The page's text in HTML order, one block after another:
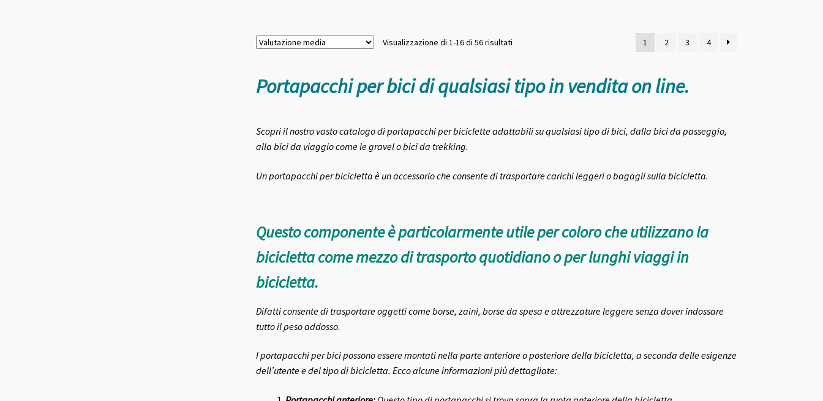
Visualizzazione di 1-16 di 56 risultatiValutazione
1 2 3 4
Portapacchi per bici di qualsiasi tipo in vendita on line.
Scopri il nostro vasto catalogo di portapacchi per biciclette adattabili su qualsiasi tipo di bici, dalla bici da passeggio,
alla bici da viaggio come le gravel o bici da trekking.
Un portapacchi per bicicletta è un accessorio che consente di trasportare carichi leggeri o bagagli sulla bicicletta.
Questo componente è particolarmente utile per coloro che utilizzano la
bicicletta come mezzo di trasporto quotidiano o per lunghi viaggi in
bicicletta.
Difatti consente di trasportare oggetti come borse, zaini, borse da spesa e attrezzature leggere senza dover indossare
tutto il peso addosso.
I portapacchi per bici possono essere montati nella parte anteriore o posteriore della bicicletta, a seconda delle esigenze
dell’utente e del tipo di bicicletta. Ecco alcune informazioni più dettagliate: